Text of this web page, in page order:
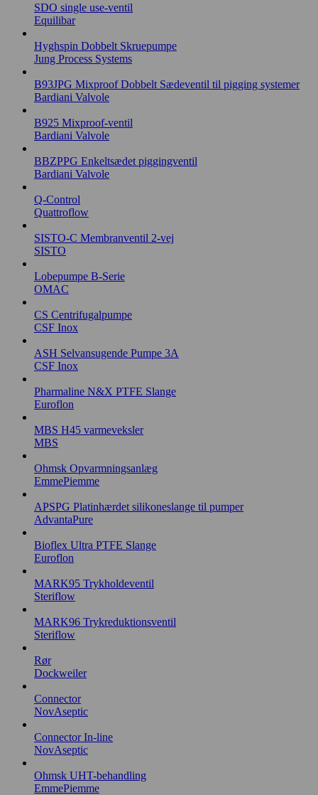
SDO single use-ventil
Equilibar
Hyghspin Dobbelt Skruepumpe
Jung Process Systems
B93JPG Mixproof Dobbelt Sædeventil til pigging systemer
Bardiani Valvole
B925 Mixproof-ventil
Bardiani Valvole
BBZPPG Enkeltsædet piggingventil
Bardiani Valvole
Q-Control
Quattroflow
SISTO-C Membranventil 2-vej
SISTO
Lobepumpe B-Serie
OMAC
CS Centrifugalpumpe
CSF Inox
ASH Selvansugende Pumpe 3A
CSF Inox
Pharmaline N&X PTFE Slange
Euroflon
MBS H45 varmeveksler
MBS
Ohmsk Opvarmningsanlæg
EmmePiemme
APSPG Platinhærdet silikoneslange til pumper
AdvantaPure
Bioflex Ultra PTFE Slange
Euroflon
MARK95 Trykholdeventil
Steriflow
MARK96 Trykreduktionsventil
Steriflow
Rør
Dockweiler
Connector
NovAseptic
Connector In-line
NovAseptic
Ohmsk UHT-behandling
EmmePiemme